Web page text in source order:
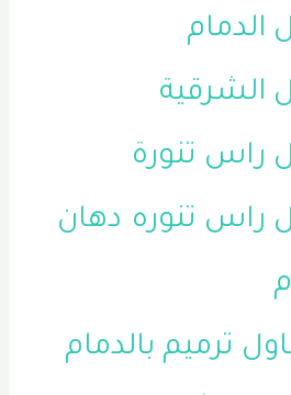
الشرقية
راس تنورة
راس تنوره دهان
ترميم بالدمام